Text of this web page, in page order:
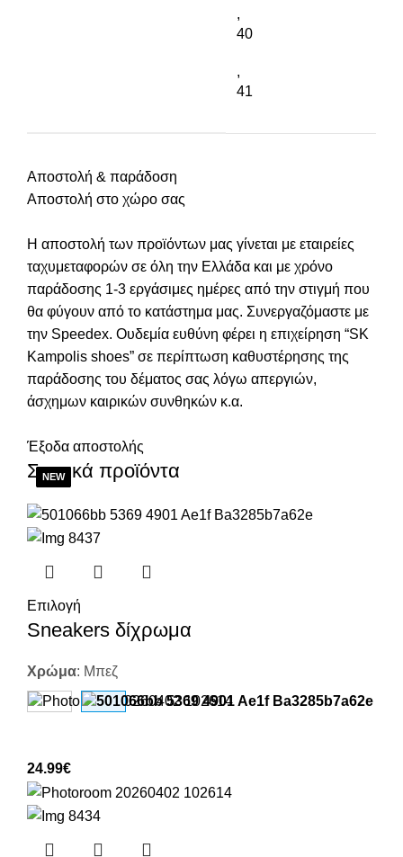
,
40
,
41
Αποστολή & παράδοση
Αποστολή στο χώρο σας
Η αποστολή των προϊόντων μας γίνεται με εταιρείες
ταχυμεταφορών σε όλη την Ελλάδα και με χρόνο
παράδοσης 1-3 εργάσιμες ημέρες από την στιγμή που
θα φύγουν από το κατάστημα μας. Συνεργαζόμαστε με
την Speedex. Oυδεμία ευθύνη φέρει η επιχείρηση “SK
Kampolis shoes” σε περίπτωση καθυστέρησης της
παράδοσης του δέματος σας λόγω απεργιών,
άσχημων καιρικών συνθηκών κ.α.
Έξοδα αποστολής
Σχετικά προϊόντα
Επιλογή
Sneakers δίχρωμα
Χρώμα: Μπεζ
24.99€